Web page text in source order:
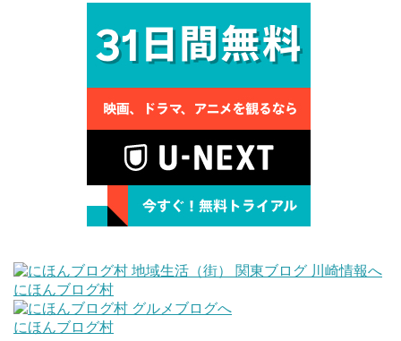
にほんブログ村
にほんブログ村